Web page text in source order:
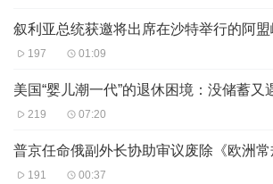
叙利亚总统获邀将出席在沙特举行的阿盟
197 01:09
219 07:20
191 00:37